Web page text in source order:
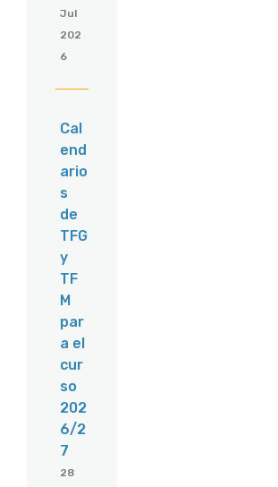
Jul
202
6
Cal
end
ario
s
de
TFG
y
TF
M
par
a el
cur
so
202
6/2
7
28